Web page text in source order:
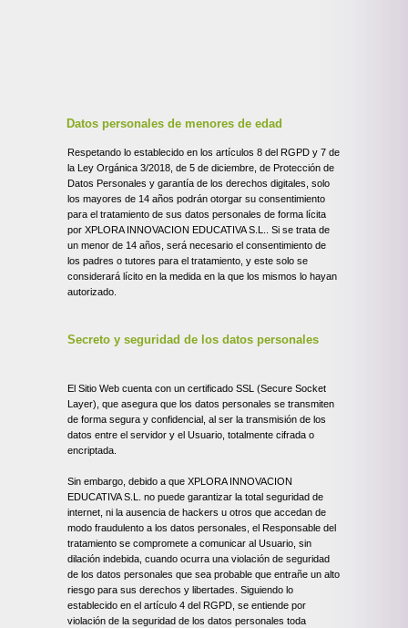
Datos personales de menores de edad
El Sitio Web cuenta con un certificado SSL (Secure Socket
Layer), que asegura que los datos personales se transmiten
de forma segura y confidencial, al ser la transmisión de los
datos entre el servidor y el Usuario, totalmente cifrada o
encriptada.
Sin embargo, debido a que XPLORA INNOVACION
EDUCATIVA S.L. no puede garantizar la total seguridad de
internet, ni la ausencia de hackers u otros que accedan de
modo fraudulento a los datos personales, el Responsable del
tratamiento se compromete a comunicar al Usuario, sin
dilación indebida, cuando ocurra una violación de seguridad
de los datos personales que sea probable que entrañe un alto
riesgo para sus derechos y libertades. Siguiendo lo
establecido en el artículo 4 del RGPD, se entiende por
violación de la seguridad de los datos personales toda
Respetando lo establecido en los artículos 8 del RGPD y 7 de
la Ley Orgánica 3/2018, de 5 de diciembre, de Protección de
Datos Personales y garantía de los derechos digitales, solo
los mayores de 14 años podrán otorgar su consentimiento
para el tratamiento de sus datos personales de forma lícita
por XPLORA INNOVACION EDUCATIVA S.L.. Si se trata de
un menor de 14 años, será necesario el consentimiento de
los padres o tutores para el tratamiento, y este solo se
considerará lícito en la medida en la que los mismos lo hayan
autorizado.
Secreto y seguridad de los datos personales